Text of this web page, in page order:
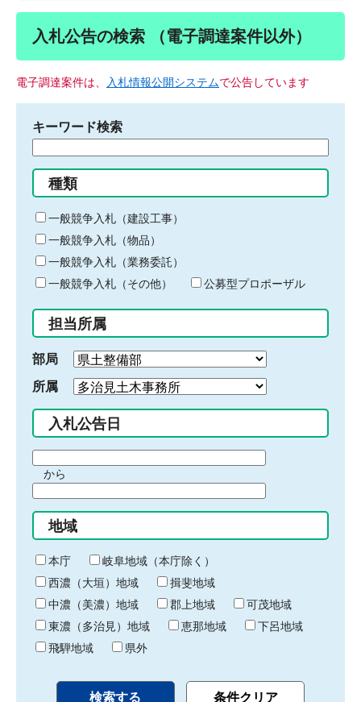
入札公告の検索 （電子調達案件以外）
電子調達案件は、 入札情報公開システムで公告しています
キーワード検索
る
キ
ー
ワ
ー
ド
入
力
種類
一般競争入札（建設工事）
一般競争入札（物品）
一般競争入札（業務委託）
一般競争入札（その他）
公募型プロポーザル
担当所属
部局
所属
入札公告日
間
始
り
から
間
終
わ
り
地域
本庁
岐阜地域（本庁除く）
西濃（大垣）地域
揖斐地域
中濃（美濃）地域
郡上地域
可茂地域
東濃（多治見）地域
恵那地域
下呂地域
飛騨地域
県外